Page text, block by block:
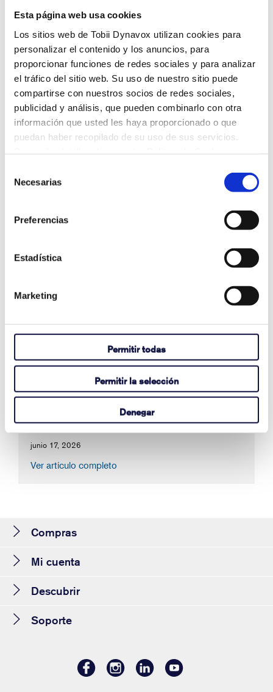
Esta página web usa cookies
Los sitios web de Tobii Dynavox utilizan cookies para
personalizar el contenido y los anuncios, para
proporcionar funciones de redes sociales y para analizar
el tráfico del sitio web. Su uso de nuestro sitio puede
compartirse con nuestros socios de redes sociales,
publicidad y análisis, que pueden combinarlo con otra
información que usted les haya proporcionado o que
puedan haber recopilado de su uso de sus servicios.
Necesarias
Preferencias
Estadística
Marketing
Permitir todas
Permitir la selección
Denegar
Artículos recientes
También en Artículos de apoyo
Why Are Album Cover Images Not
Player Pageset?
Ver artículo completo
Voice
julio 14, 2026
Ver artículo completo
Here's how to find the Tobii Dynavox
device serial number.
junio 17, 2026
Ver artículo completo
Compras
Mi cuenta
Descubrir
Soporte